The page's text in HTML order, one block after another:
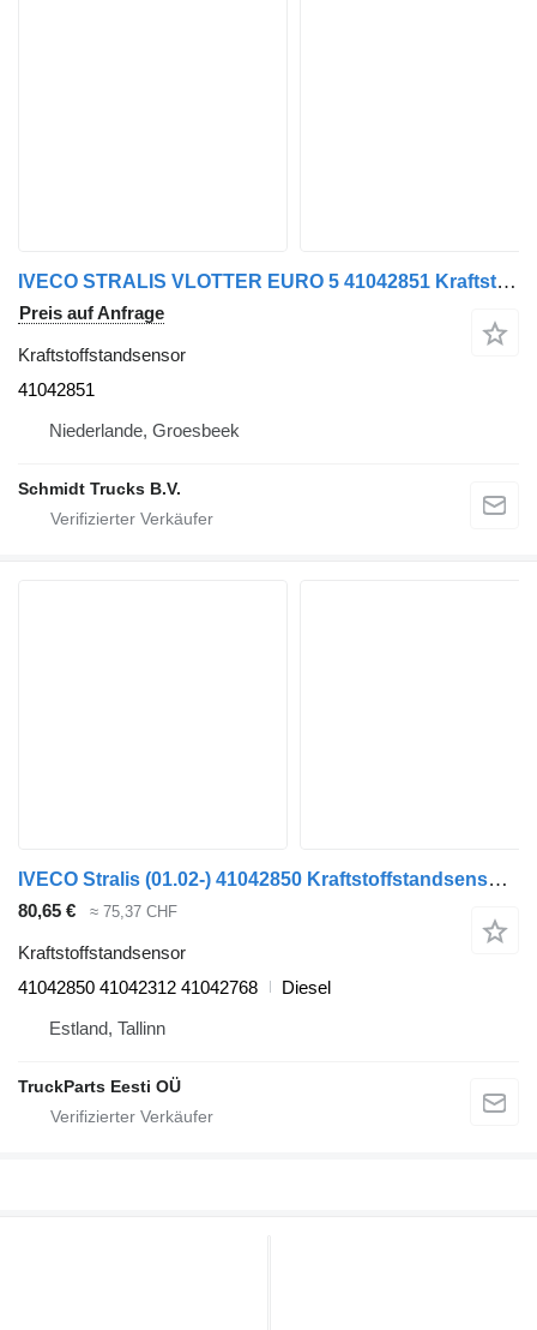
IVECO STRALIS VLOTTER EURO 5 41042851 Kraftstoffstandsensor für LKW
Preis auf Anfrage
Kraftstoffstandsensor
41042851
Niederlande, Groesbeek
Schmidt Trucks B.V.
IVECO Stralis (01.02-) 41042850 Kraftstoffstandsensor für IVECO Stralis, Trakker (2002-) Sattelzugmaschine
80,65 € ≈ 75,37 CHF
Kraftstoffstandsensor
41042850 41042312 41042768
Diesel
Estland, Tallinn
TruckParts Eesti OÜ